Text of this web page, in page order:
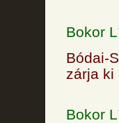
Bokor
Bódai-
zárja ki
Bokor